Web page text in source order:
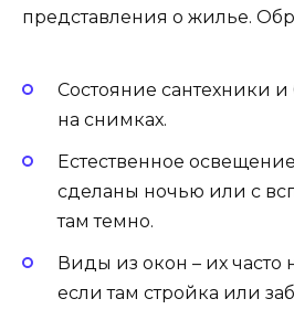
представления о жилье.
Состояние сантехники
на снимках.
Естественное
сделаны ночью или с
там темно.
Виды из окон – их часто
если там стройка или